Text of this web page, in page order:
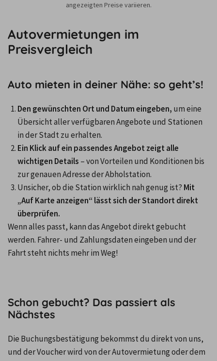
angezeigten Preise variieren.
Autovermietungen im
Preisvergleich
Auto mieten in deiner Nähe: so geht’s!
Den gewünschten Ort und Datum eingeben, um eine
Übersicht aller verfügbaren Angebote und Stationen
Ein Klick auf ein passendes Angebot zeigt alle
wichtigen Details – von Vorteilen und Konditionen bis
zur genauen Adresse der Abholstation.
Unsicher, ob die Station wirklich nah genug ist? Mit
„Auf Karte anzeigen“ lässt sich der Standort direkt
überprüfen.
Wenn alles passt, kann das Angebot direkt gebucht
werden. Fahrer- und Zahlungsdaten eingeben und der
Fahrt steht nichts mehr im Weg!
Schon gebucht? Das passiert als
Nächstes
Die Buchungsbestätigung bekommst du direkt von uns,
und der Voucher wird von der Autovermietung oder dem